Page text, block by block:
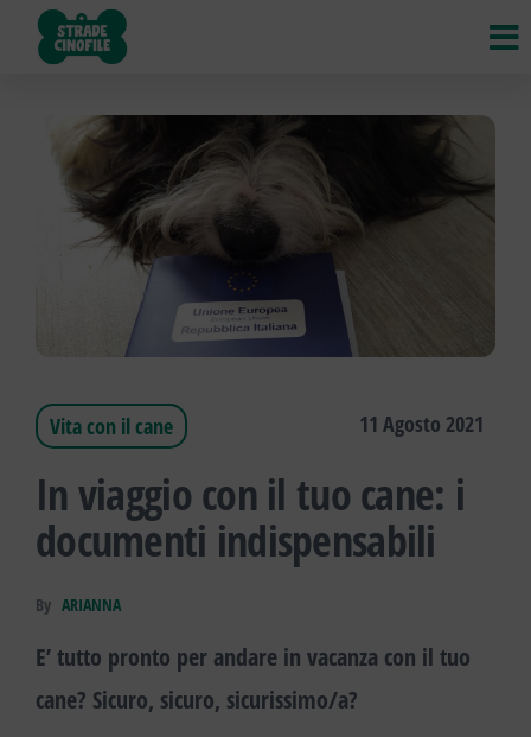
GATTI e
ALTRI
ANIMALI
Vita con il cane 11 Agosto 2021
In viaggio con il tuo cane: i
documenti indispensabili
By ARIANNA
E’ tutto pronto per andare in vacanza con il tuo
cane? Sicuro, sicuro, sicurissimo/a?